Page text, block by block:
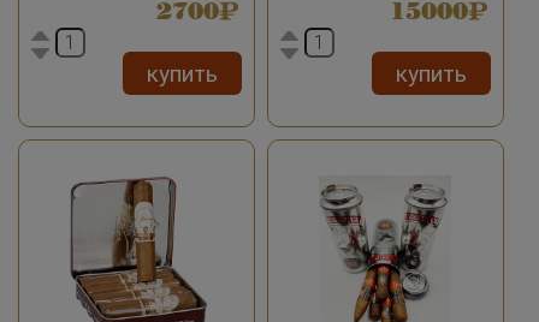
2700
купить
15000
купить